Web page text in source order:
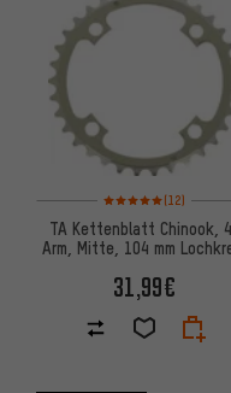
Bewertungen: 5 von
(12)
TA Kettenblatt Chinook,
Arm, Mitte, 104 mm
31,99€